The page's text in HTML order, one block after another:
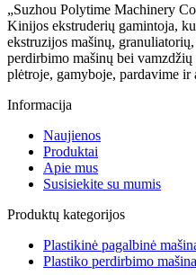
„Suzhou Polytime Machinery
Kinijos ekstruderių gamintoja,
ekstruzijos mašinų,
perdirbimo mašinų bei
plėtroje, gamyboje, pardavime ir
Informacija
Naujienos
Produktai
Apie mus
Susisiekite su mumis
Produktų kategorijos
Plastikinė pagalbinė
Plastiko perdirbimo mašina